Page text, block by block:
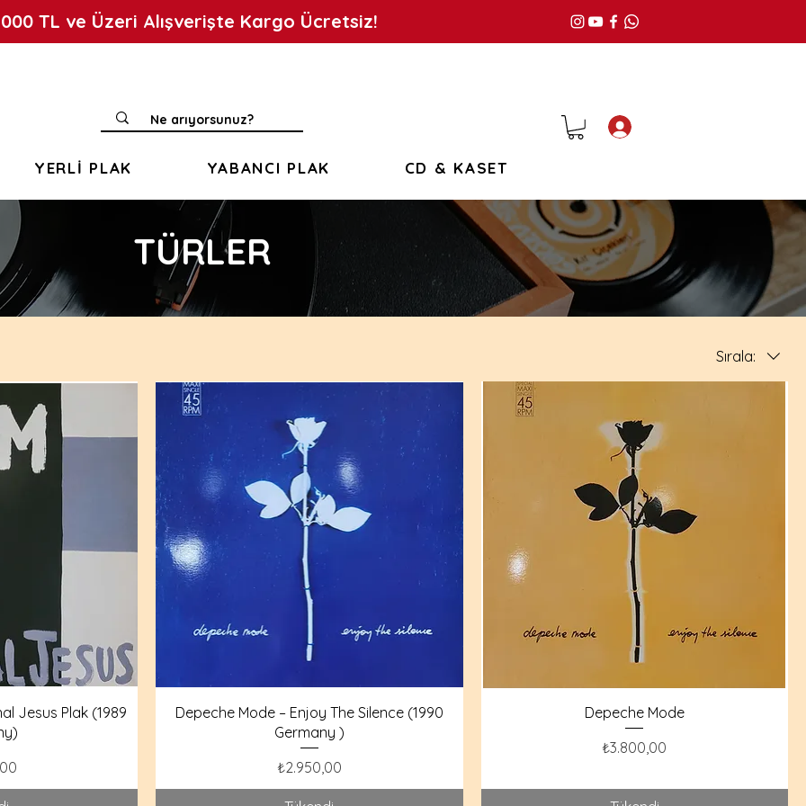
TL ve Üzeri Alışverişte Kargo Ücretsiz!
YERLİ PLAK YABANCI PLAK CD & KASET
TÜRLER
Sırala:
Jesus Plak (1989
Depeche Mode – Enjoy The Silence (1990
Germany )
Fiyat
₺2.950,00
Depeche Mode
Fiyat
₺3.800,00